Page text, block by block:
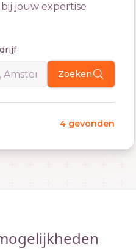
jouw expertise
Zoeken
4 gevonden